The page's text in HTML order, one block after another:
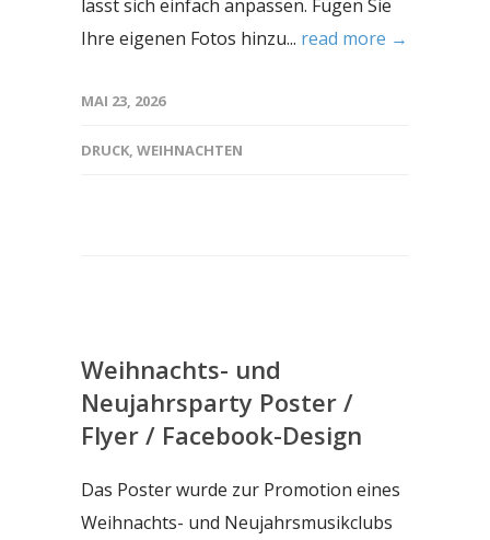
lässt sich einfach anpassen. Fügen Sie
Ihre eigenen Fotos hinzu... read more →
MAI 23, 2026
DRUCK WEIHNACHTEN
Weihnachts- und
Neujahrsparty Poster /
Flyer / Facebook-Design
Das Poster wurde zur Promotion eines
Weihnachts- und Neujahrsmusikclubs